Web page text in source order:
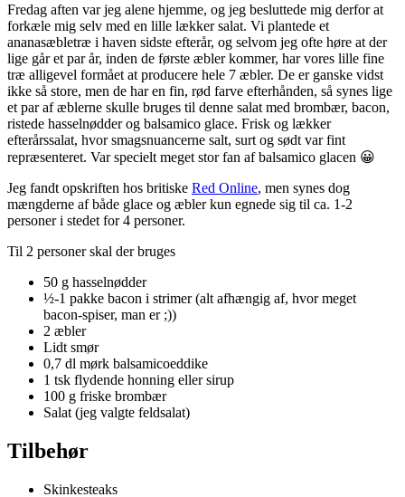
Fredag aften var jeg alene hjemme, og jeg besluttede mig derfor at
forkæle mig selv med en lille lækker salat. Vi plantede et
ananasæbletræ i haven sidste efterår, og selvom jeg ofte høre at der
lige går et par år, inden de første æbler kommer, har vores lille fine
træ alligevel formået at producere hele 7 æbler. De er ganske vidst
ikke så store, men de har en fin, rød farve efterhånden, så synes lige
et par af æblerne skulle bruges til denne salat med brombær, bacon,
ristede hasselnødder og balsamico glace. Frisk og lækker
efterårssalat, hvor smagsnuancerne salt, surt og sødt var fint
repræsenteret. Var specielt meget stor fan af balsamico glacen 😀
Jeg fandt opskriften hos britiske Red Online, men synes dog
mængderne af både glace og æbler kun egnede sig til ca. 1-2
personer i stedet for 4 personer.
Til 2 personer skal der bruges
50 g hasselnødder
½-1 pakke bacon i strimer (alt afhængig af, hvor meget
bacon-spiser, man er ;))
2 æbler
Lidt smør
0,7 dl mørk balsamicoeddike
1 tsk flydende honning eller sirup
100 g friske brombær
Salat (jeg valgte feldsalat)
Tilbehør
Skinkesteaks